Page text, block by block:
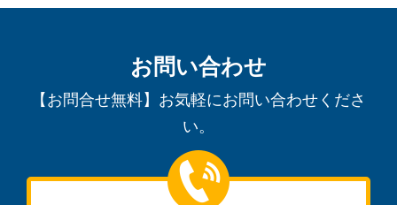
お問い合わせ
【お問合せ無料】お気軽にお問い合わせくださ
い。